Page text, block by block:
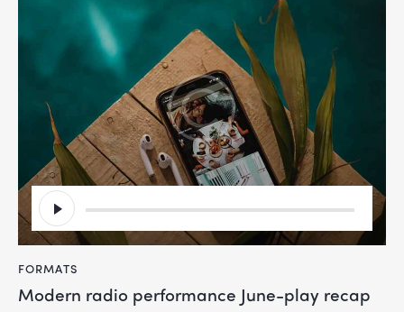
Audio
Player
FORMATS
Modern radio performance June-play recap